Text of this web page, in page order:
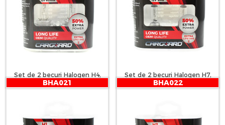
Set de 2 becuri Halogen H4,
55W, +50% Intensitate - LONG
Set de 2 becuri Halogen H7,
55W, +50% Intensitate - LONG
BHA021 BHA022